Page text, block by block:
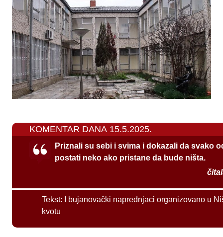
KOMENTAR DANA 15.5.2025.
Priznali su sebi i svima i dokazali da svako
postati neko ako pristane da bude ništa.
Tekst:
I bujanovački naprednjaci organizovano u
kvotu